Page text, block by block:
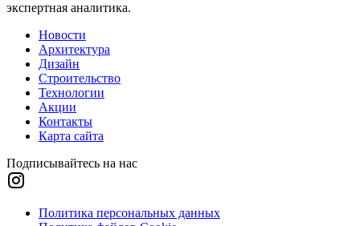
экспертная аналитика.
Новости
Архитектура
Дизайн
Строительство
Технологии
Акции
Контакты
Карта сайта
Подписывайтесь на нас
Политика персональных данных